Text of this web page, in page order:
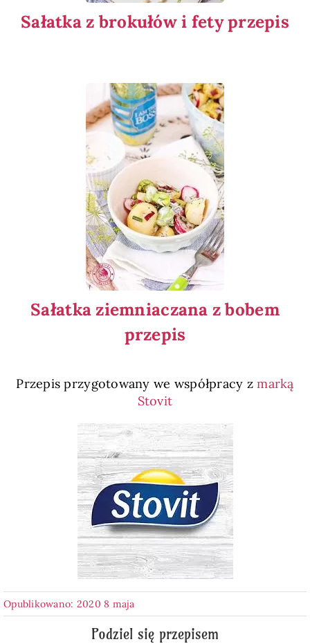
Sałatka z brokułów i fety przepis
Sałatka ziemniaczana z bobem
przepis
Przepis przygotowany we współpracy zmarką
Stovit
Opublikowano: 2020 8 maja
Podziel się przepisem